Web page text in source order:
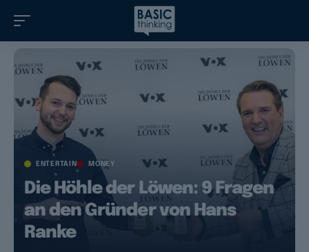
ENTERTAIN MONEY
Die Höhle der Löwen: 9 Fragen
an den Gründer von Hans
Ranke